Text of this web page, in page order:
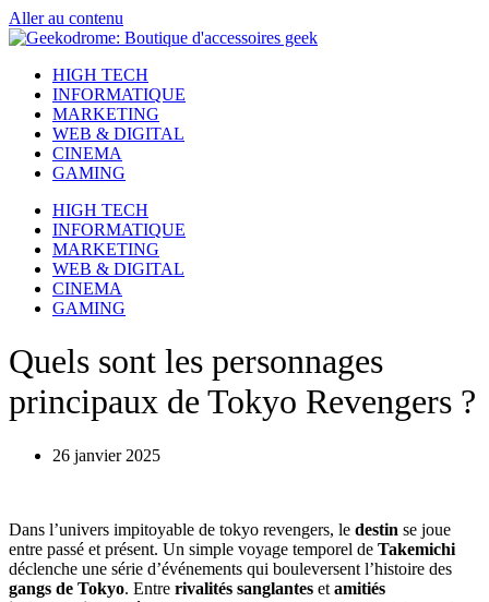
Aller au contenu
HIGH TECH
INFORMATIQUE
MARKETING
WEB & DIGITAL
CINEMA
GAMING
HIGH TECH
INFORMATIQUE
MARKETING
WEB & DIGITAL
CINEMA
GAMING
Quels sont les personnages
principaux de Tokyo Revengers ?
26 janvier 2025
Dans l’univers impitoyable de tokyo revengers, le destin se joue
entre passé et présent. Un simple voyage temporel de Takemichi
déclenche une série d’événements qui bouleversent l’histoire des
gangs de Tokyo. Entre rivalités sanglantes et amitiés